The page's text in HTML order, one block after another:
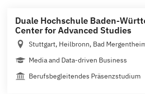
Duale Hochschule Baden-
Center for Advanced Studies
Stuttgart, Heilbronn, Bad
Media and Data-driven Business
Berufsbegleitendes Präsenzstudium